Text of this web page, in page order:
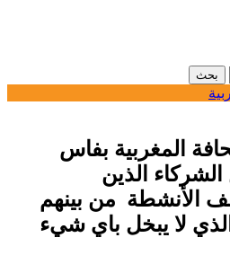
المغربية بفاس
الذين
الأنشطة من بينهم
لا يبخل باي شيء